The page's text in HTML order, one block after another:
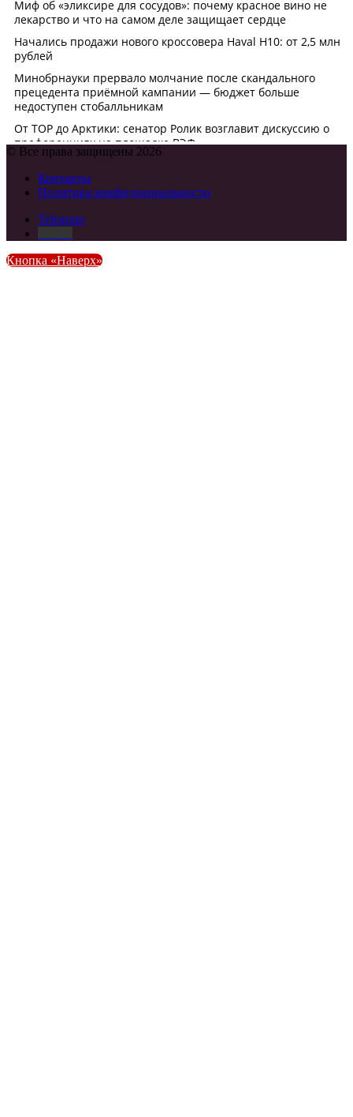
© Все права защищены 2026
Контакты
Политика конфиденциальности
Telegram
Кнопка «Наверх»